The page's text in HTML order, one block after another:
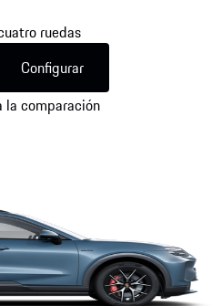
ruedas
Configurar
la comparación